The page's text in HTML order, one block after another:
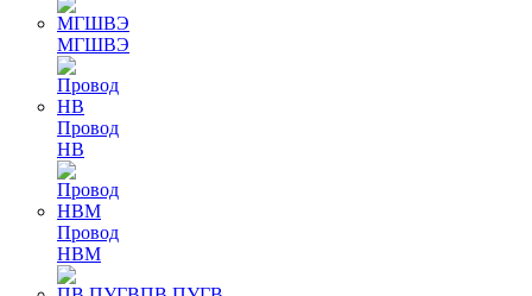
МГШВЭ
Провод
НВ
Провод
НВМ